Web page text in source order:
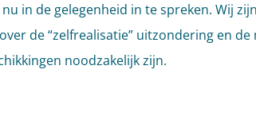
nu in de gelegenheid in te spreken. Wij
de “zelfrealisatie” uitzondering en de
noodzakelijk zijn.